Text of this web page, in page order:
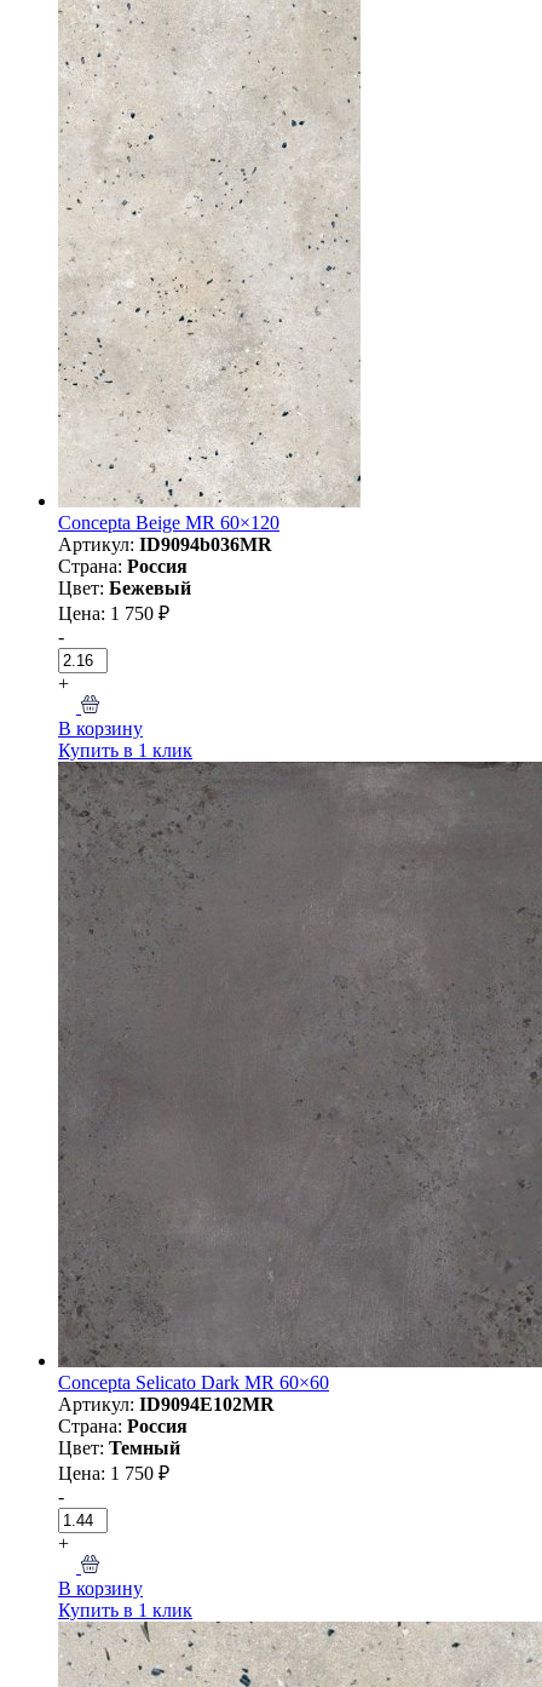
Concepta Beige MR 60×120
Артикул: ID9094b036MR
Страна: Россия
Цвет: Бежевый
Цена: 1 750 ₽
-
+
В корзину
Купить в 1 клик
Concepta Selicato Dark MR 60×60
Артикул: ID9094E102MR
Страна: Россия
Цвет: Темный
Цена: 1 750 ₽
-
+
В корзину
Купить в 1 клик